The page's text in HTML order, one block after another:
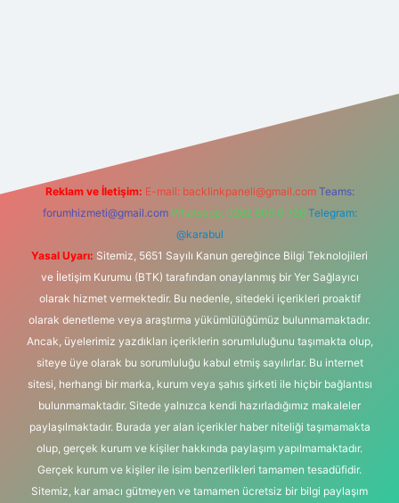
Reklam ve İletişim: E-mail: backlinkpaneli@gmail.com Teams:
forumhizmeti@gmail.com Whatsapp: 0262 606 0 726 Telegram:
@karabul
Yasal Uyarı: Sitemiz, 5651 Sayılı Kanun gereğince Bilgi Teknolojileri
ve İletişim Kurumu (BTK) tarafından onaylanmış bir Yer Sağlayıcı
olarak hizmet vermektedir. Bu nedenle, sitedeki içerikleri proaktif
olarak denetleme veya araştırma yükümlülüğümüz bulunmamaktadır.
Ancak, üyelerimiz yazdıkları içeriklerin sorumluluğunu taşımakta olup,
siteye üye olarak bu sorumluluğu kabul etmiş sayılırlar. Bu internet
sitesi, herhangi bir marka, kurum veya şahıs şirketi ile hiçbir bağlantısı
bulunmamaktadır. Sitede yalnızca kendi hazırladığımız makaleler
paylaşılmaktadır. Burada yer alan içerikler haber niteliği taşımamakta
olup, gerçek kurum ve kişiler hakkında paylaşım yapılmamaktadır.
Gerçek kurum ve kişiler ile isim benzerlikleri tamamen tesadüfidir.
Sitemiz, kar amacı gütmeyen ve tamamen ücretsiz bir bilgi paylaşım